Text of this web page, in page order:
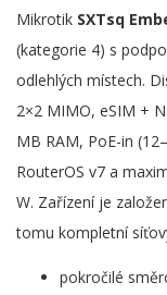
Mikrotik SXTsq
(kategorie 4) s
odlehlých místech.
2×2 MIMO, eSIM +
MB RAM, PoE-in
RouterOS v7 a
W. Zařízení je
tomu kompletní
pokročilé